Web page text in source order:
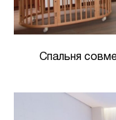
Спальня